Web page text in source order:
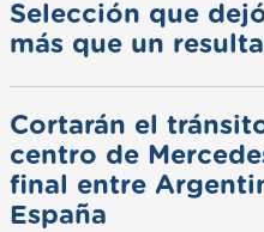
Selección que
más que un
Cortarán el
centro de
final entre
España